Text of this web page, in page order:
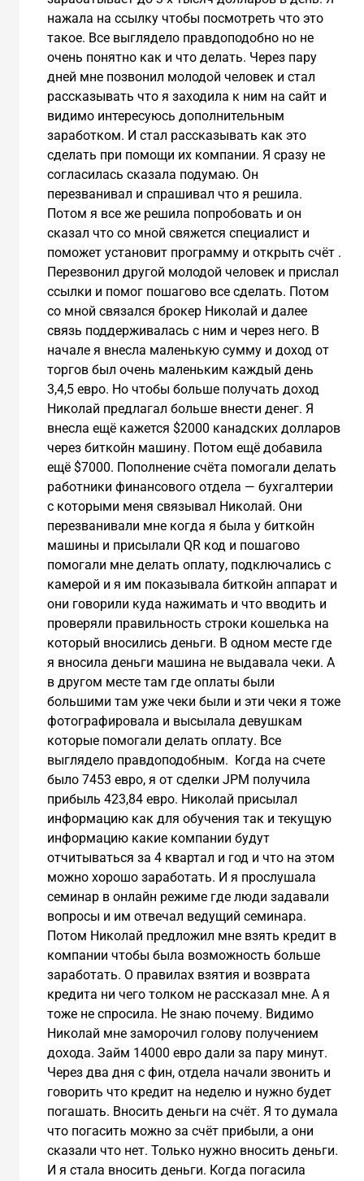
нажала на ссылку чтобы посмотреть что это
такое. Все выглядело правдоподобно но не
очень понятно как и что делать. Через пару
дней мне позвонил молодой человек и стал
рассказывать что я заходила к ним на сайт и
видимо интересуюсь дополнительным
заработком. И стал рассказывать как это
сделать при помощи их компании. Я сразу не
согласилась сказала подумаю. Он
перезванивал и спрашивал что я решила.
Потом я все же решила попробовать и он
сказал что со мной свяжется специалист и
поможет установит программу и открыть счёт .
Перезвонил другой молодой человек и прислал
ссылки и помог пошагово все сделать. Потом
со мной связался брокер Николай и далее
связь поддерживалась с ним и через него. В
начале я внесла маленькую сумму и доход от
торгов был очень маленьким каждый день
3,4,5 евро. Но чтобы больше получать доход
Николай предлагал больше внести денег. Я
внесла ещё кажется $2000 канадских долларов
через биткойн машину. Потом ещё добавила
ещё $7000. Пополнение счёта помогали делать
работники финансового отдела — бухгалтерии
с которыми меня связывал Николай. Они
перезванивали мне когда я была у биткойн
машины и присылали QR код и пошагово
помогали мне делать оплату, подключались с
камерой и я им показывала биткойн аппарат и
они говорили куда нажимать и что вводить и
проверяли правильность строки кошелька на
который вносились деньги. В одном месте где
я вносила деньги машина не выдавала чеки. А
в другом месте там где оплаты были
большими там уже чеки были и эти чеки я тоже
фотографировала и высылала девушкам
которые помогали делать оплату. Все
выглядело правдоподобным. Когда на счете
было 7453 евро, я от сделки JPM получила
прибыль 423,84 евро. Николай присылал
информацию как для обучения так и текущую
информацию какие компании будут
отчитываться за 4 квартал и год и что на этом
можно хорошо заработать. И я прослушала
семинар в онлайн режиме где люди задавали
вопросы и им отвечал ведущий семинара.
Потом Николай предложил мне взять кредит в
компании чтобы была возможность больше
заработать. О правилах взятия и возврата
кредита ни чего толком не рассказал мне. А я
тоже не спросила. Не знаю почему. Видимо
Николай мне заморочил голову получением
дохода. Займ 14000 евро дали за пару минут.
Через два дня с фин, отдела начали звонить и
говорить что кредит на неделю и нужно будет
погашать. Вносить деньги на счёт. Я то думала
что погасить можно за счёт прибыли, а они
сказали что нет. Только нужно вносить деньги.
И я стала вносить деньги. Когда погасила